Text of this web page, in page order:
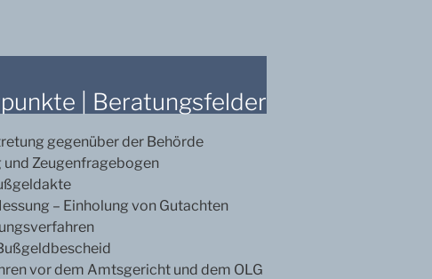
| Beratungsfelder
gegenüber der Behörde
und Zeugenfragebogen
– Einholung von Gutachten
vor dem Amtsgericht und dem OLG